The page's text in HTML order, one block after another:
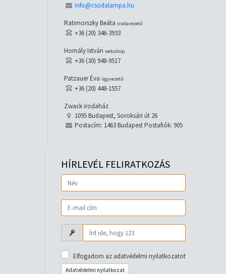
info@csodalampa.hu
Ratimorszky Beáta irodavezető
+36 (20) 346-3933
Homály István webshop
+36 (30) 948-9517
Patzauer Éva ügyvezető
+36 (20) 448-1557
Zwack irodaház
1095 Budapest, Soroksári út 26
Postacím: 1463 Budapest Postafiók: 905
HÍRLEVÉL FELIRATKOZÁS
Elfogadom az adatvédelmi nyilatkozatot
Adatvédelmi nyilatkozat